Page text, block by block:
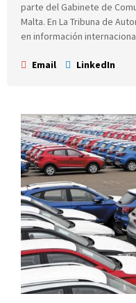
parte del Gabinete de
Malta. En La Tribuna de
en información
Email LinkedIn